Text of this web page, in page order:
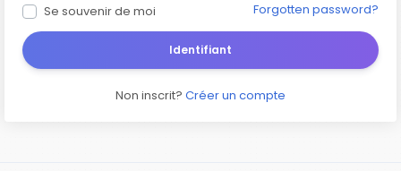
Se souvenir de moi Forgotten password?
Identifiant
Non inscrit? Créer un compte